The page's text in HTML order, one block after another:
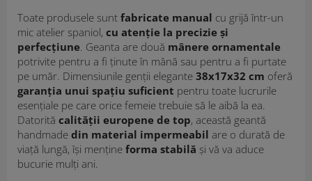
Toate produsele sunt fabricate manual cu grijă într-un
mic atelier spaniol, cu atenție la precizie și
perfecțiune. Geanta are două mânere ornamentale
potrivite pentru a fi ținute în mână sau pentru a fi purtate
pe umăr. Dimensiunile genții elegante 38x17x32 cm oferă
garanția unui spațiu suficient pentru toate lucrurile
esențiale pe care orice femeie trebuie să le aibă la ea.
Datorită calității europene de top, această geantă
handmade din material impermeabil are o durată de
viață lungă, își menține forma stabilă și vă va aduce
bucurie mulți ani.